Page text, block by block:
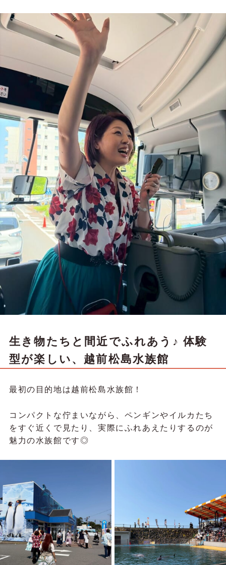
生き物たちと間近でふれあう♪ 体験
型が楽しい、越前松島水族館
最初の目的地は越前松島水族館！
コンパクトな佇まいながら、ペンギンやイルカたち
をすぐ近くで見たり、実際にふれあえたりするのが
魅力の水族館です◎